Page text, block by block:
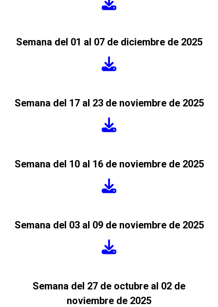
Semana del 01 al 07 de diciembre de 2025
Semana del 17 al 23 de noviembre de 2025
Semana del 10 al 16 de noviembre de 2025
Semana del 03 al 09 de noviembre de 2025
Semana del 27 de octubre al 02 de
noviembre de 2025